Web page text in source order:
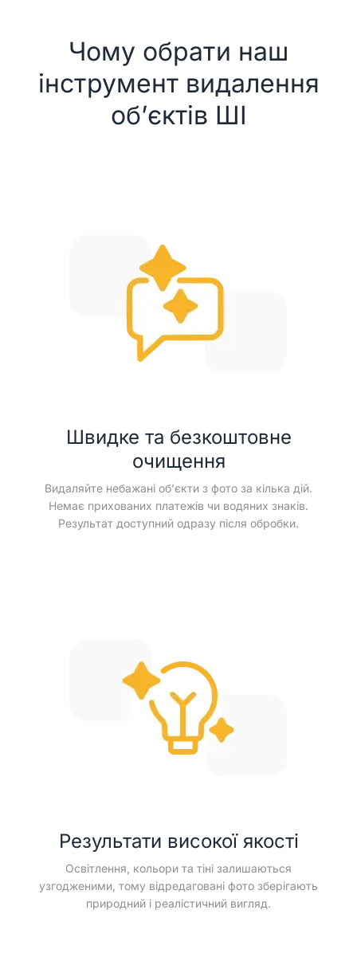
Чому обрати наш
інструмент видалення
об’єктів ШІ
Швидке та безкоштовне
очищення
Видаляйте небажані об’єкти з фото за кілька дій.
Немає прихованих платежів чи водяних знаків.
Результат доступний одразу після обробки.
Результати високої якості
Освітлення, кольори та тіні залишаються
узгодженими, тому відредаговані фото зберігають
природний і реалістичний вигляд.